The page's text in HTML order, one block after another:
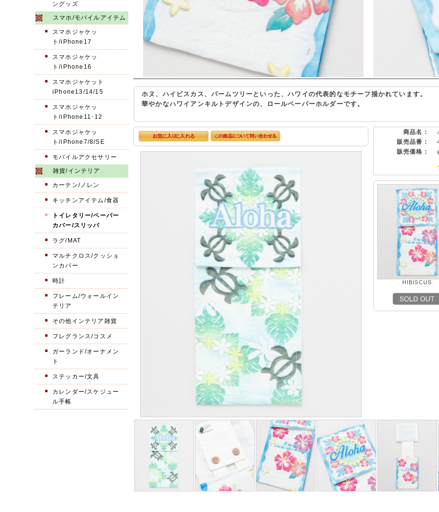
ホヌ、ハイビスカス、パームツリーといった、ハワイの代表的なモチーフ描かれています。
華やかなハワイアンキルトデザインの、ロールペーパーホルダーです。
商品名 :
販売品番 :
販売価格 :
HIBISCUS
ングッズ
スマホ/モバイルアイテム
スマホジャケッ
ト/iPhone17
スマホジャケッ
ト/iPhone16
スマホジャケット
iPhone13/14/15
スマホジャケッ
ト/iPhone11･12
スマホジャケッ
ト/iPhone7/8/SE
モバイルアクセサリー
雑貨/インテリア
カーテン/ノレン
キッチンアイテム/食器
トイレタリー/ペーパー
カバー/スリッパ
ラグ/MAT
マルチクロス/クッショ
ンカバー
時計
フレーム/ウォールイン
テリア
その他インテリア雑貨
フレグランス/コスメ
ガーランド/オーナメン
ト
ステッカー/文具
カレンダー/スケジュー
ル手帳